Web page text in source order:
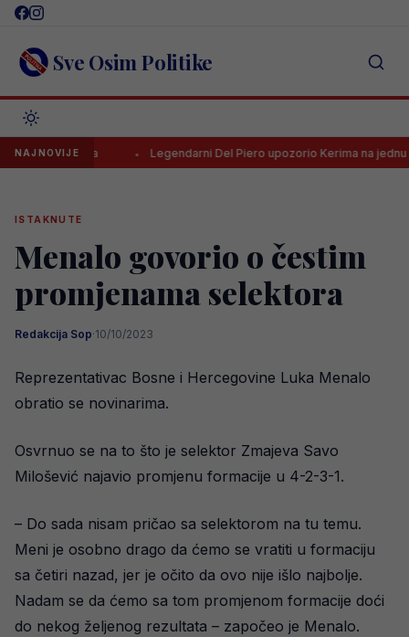
Skip
content Sve Osim Politike
NAJNOVIJE
HNL-a Legendarni Del Piero upozorio Kerima na jednu stvar
ISTAKNUTE
Menalo govorio o čestim
promjenama selektora
Redakcija Sop·10/10/2023
Reprezentativac Bosne i Hercegovine Luka Menalo
obratio se novinarima.
Osvrnuo se na to što je selektor Zmajeva Savo
Milošević najavio promjenu formacije u 4-2-3-1.
– Do sada nisam pričao sa selektorom na tu temu.
Meni je osobno drago da ćemo se vratiti u formaciju
sa četiri nazad, jer je očito da ovo nije išlo najbolje.
Nadam se da ćemo sa tom promjenom formacije doći
do nekog željenog rezultata – započeo je Menalo.